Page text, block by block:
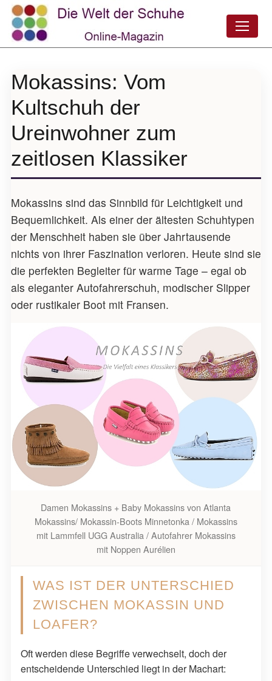
Mokassins: Vom
Kultschuh der
Ureinwohner zum
zeitlosen Klassiker
Mokassins sind das Sinnbild für Leichtigkeit und
Bequemlichkeit. Als einer der ältesten Schuhtypen
der Menschheit haben sie über Jahrtausende
nichts von ihrer Faszination verloren. Heute sind sie
die perfekten Begleiter für warme Tage – egal ob
als eleganter Autofahrerschuh, modischer Slipper
oder rustikaler Boot mit Fransen.
Damen Mokassins + Baby Mokassins von Atlanta
Mokassins/ Mokassin-Boots Minnetonka / Mokassins
mit Lammfell UGG Australia / Autofahrer Mokassins
mit Noppen Aurélien
WAS IST DER UNTERSCHIED
ZWISCHEN MOKASSIN UND
LOAFER?
Oft werden diese Begriffe verwechselt, doch der
entscheidende Unterschied liegt in der Machart: